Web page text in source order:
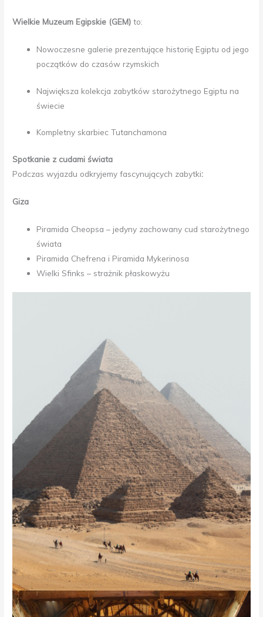
Wielkie Muzeum Egipskie (GEM) to:
Nowoczesne galerie prezentujące historię Egiptu od jego
początków do czasów rzymskich
Największa kolekcja zabytków starożytnego Egiptu na
świecie
Kompletny skarbiec Tutanchamona
Spotkanie z cudami świata
Podczas wyjazdu odkryjemy fascynujących zabytki:
Giza
Piramida Cheopsa – jedyny zachowany cud starożytnego
świata
Piramida Chefrena i Piramida Mykerinosa
Wielki Sfinks – strażnik płaskowyżu